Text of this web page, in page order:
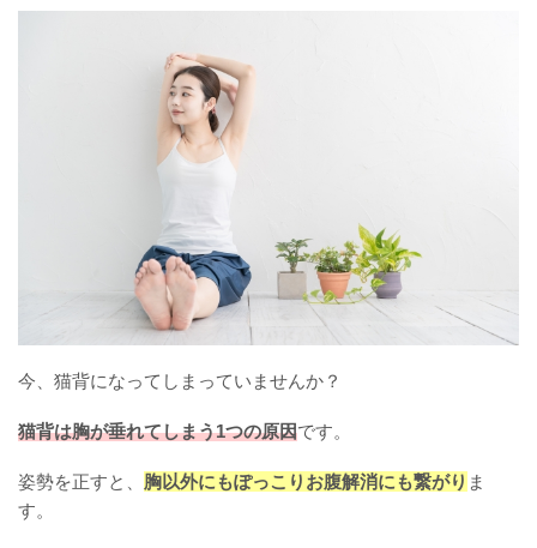
今、猫背になってしまっていませんか？
猫背は胸が垂れてしまう1つの原因です。
姿勢を正すと、 胸以外にもぽっこりお腹解消にも繋がり ま
す。